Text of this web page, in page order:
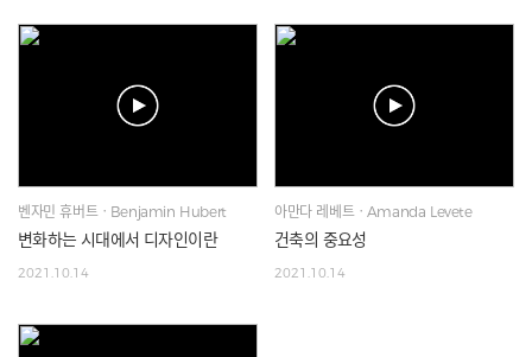
벤자민 휴버트ㆍBenjamin Hubert
변화하는 시대에서 디자인이란
2021.10.14
아만다 레베트ㆍAmanda Levete
건축의 중요성
2021.10.14